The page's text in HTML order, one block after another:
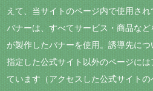
えて、当サイトのページ内で使用さ
バナーは、すべてサービス・商品な
が製作したバナーを使用。誘導先に
指定した公式サイト以外のページに
ています（アクセスした公式サイト